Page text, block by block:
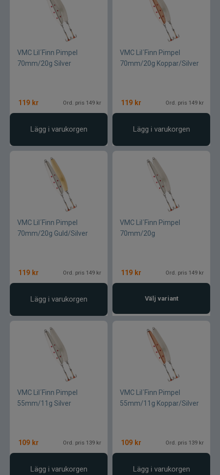
Baltic
BKK
Billow Baits
Bite Of Bleak
Brewer Baits
Blue fox Vibrax
BFT
Costa
VMC Lil´Finn Pimpel
70mm/20g Silver
119 kr Ord. pris 149 kr
Lägg i varukorgen
VMC Lil´Finn Pimpel
70mm/20g Koppar/Silver
119 kr Ord. pris 149 kr
Lägg i varukorgen
VMC Lil´Finn Pimpel
70mm/20g Guld/Silver
119 kr Ord. pris 149 kr
Lägg i varukorgen
VMC Lil´Finn Pimpel
70mm/20g
119 kr Ord. pris 149 kr
Välj variant
VMC Lil´Finn Pimpel
55mm/11g Silver
109 kr Ord. pris 139 kr
Lägg i varukorgen
VMC Lil´Finn Pimpel
55mm/11g Koppar/Silver
109 kr Ord. pris 139 kr
Lägg i varukorgen